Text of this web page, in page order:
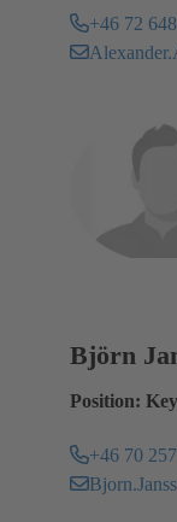
+46 72
Björn
Position:
+46 70